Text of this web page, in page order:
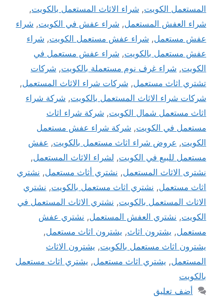
المستعمل الكويت, شراء الاثاث المستعمل بالكويت,
شراء العفش المستعمل, شراء عفش في الكويت, شراء
عفش مستعمل, شراء عفش مستعمل الكويت, شراء
عفش مستعمل بالكويت, شراء عفش مستعمل في
الكويت, شراء غرف نوم مستعملة بالكويت, شركات
تشتري اثاث مستعمل, شركات شراء الاثاث المستعمل,
شركات شراء الاثاث المستعمل بالكويت, شركة شراء
اثاث مستعمل شمال الكويت, شركة شراء اثاث
مستعمل في الكويت, شركة شراء عفش مستعمل
الكويت, عروض شراء اثاث مستعمل بالكويت, عفش
مستعمل للبيع في الكويت, لشراء الاثاث المستعمل,
نشترى الاثاث المستعمل, نشتري أثاث مستعمل, نشتري
اثاث مستعمل, نشتري اثاث مستعمل بالكويت, نشتري
الاثاث المستعمل بالكويت, نشتري الاثاث المستعمل في
الكويت, نشتري العفش المستعمل, نشتري عفش
مستعمل, يشترون اثاث, يشترون اثاث مستعمل,
يشترون اثاث مستعمل بالكويت, يشترون الاثاث
المستعمل, يشتري اثاث مستعمل, يشتري اثاث مستعمل
بالكويت
أضف تعليق